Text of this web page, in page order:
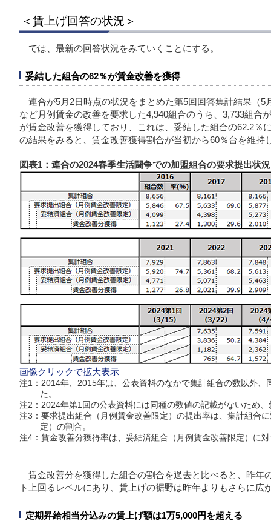
＜賃上げ回答の状況＞
では、最新の回答状況をみていくことにする。
妥結した組合の62％が賃金改善を獲得
連合が5月2日時点の状況をまとめた第5回回答集計結果（
など月例賃金の改善を要求した4,940組合のうち、3,733組合
が賃金改善を獲得しており、これは、妥結した組合の62.2％
の結果をみると、賃金改善獲得割合が当初から60％台を維持
図表1：連合の2024春季生活闘争での加盟組合の要求提出状況
画像クリックで拡大表示
注1：2014年、2015年は、公表資料のなかで集計組合の数以外、
た。
注2：2024年第1回の公表資料には同種の数値の記載がないため
注3：要求提出組合（月例賃金改善限定）の提出率は、集計組合
定）の割合。
注4：賃金改善分獲得率は、妥結済組合（月例賃金改善限定）に
賃金改善分を獲得した組合の割合を過去と比べると、昨年
ト上回るレベルにあり、賃上げの裾野は昨年よりもさらに広
定期昇給相当分込みの賃上げ額は1万5,000円を超える